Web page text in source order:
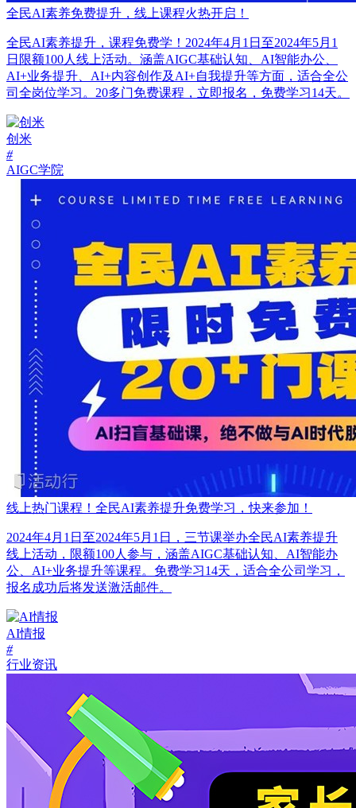
全民AI素养免费提升，线上课程火热开启！
全民AI素养提升，课程免费学！2024年4月1日至2024年5月1
日限额100人线上活动。涵盖AIGC基础认知、AI智能办公、
AI+业务提升、AI+内容创作及AI+自我提升等方面，适合全公
司全岗位学习。20多门免费课程，立即报名，免费学习14天。
创米
#
AIGC学院
线上热门课程！全民AI素养提升免费学习，快来参加！
2024年4月1日至2024年5月1日，三节课举办全民AI素养提升
线上活动，限额100人参与，涵盖AIGC基础认知、AI智能办
公、AI+业务提升等课程。免费学习14天，适合全公司学习，
报名成功后将发送激活邮件。
AI情报
#
行业资讯